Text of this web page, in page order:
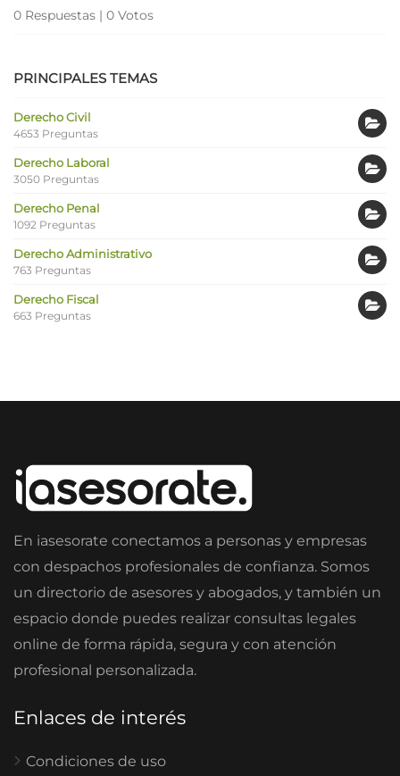
0 Respuestas | 0 Votos
PRINCIPALES TEMAS
Derecho Civil
4653 Preguntas
Derecho Laboral
3050 Preguntas
Derecho Penal
1092 Preguntas
Derecho Administrativo
763 Preguntas
Derecho Fiscal
663 Preguntas
En iasesorate conectamos a personas y empresas
con despachos profesionales de confianza. Somos
un directorio de asesores y abogados, y también un
espacio donde puedes realizar consultas legales
online de forma rápida, segura y con atención
profesional personalizada.
Enlaces de interés
Condiciones de uso